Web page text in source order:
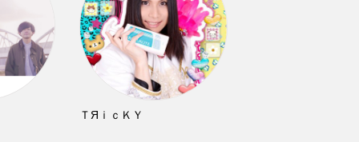
ＴЯｉｃＫＹ